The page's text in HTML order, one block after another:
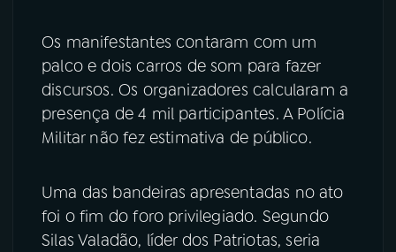
Os manifestantes contaram com um
palco e dois carros de som para fazer
discursos. Os organizadores calcularam a
presença de 4 mil participantes. A Polícia
Militar não fez estimativa de público.
Uma das bandeiras apresentadas no ato
foi o fim do foro privilegiado. Segundo
Silas Valadão, líder dos Patriotas, seria